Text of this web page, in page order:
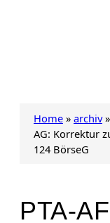
Home » archiv»
AG: Korrektur
124 BörseG
PTA-